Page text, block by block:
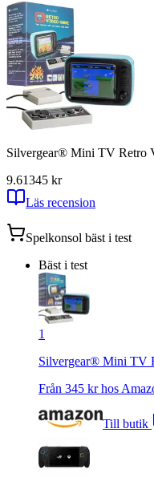
Silvergear® Mini TV Retro
9.61345 kr
Läs recension
Spelkonsol bäst i test
Bäst i test
1
Silvergear® Mini TV
Från 345 kr hos
Till butik